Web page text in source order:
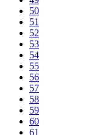
50
51
52
53
54
55
56
57
58
59
60
61